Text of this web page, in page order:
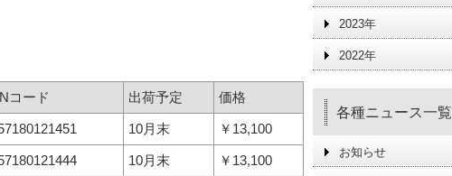
コード 出荷予定 価格
10月末 ￥13,100
10月末 ￥13,100
2023年
2022年
各種ニュース一覧
お知らせ